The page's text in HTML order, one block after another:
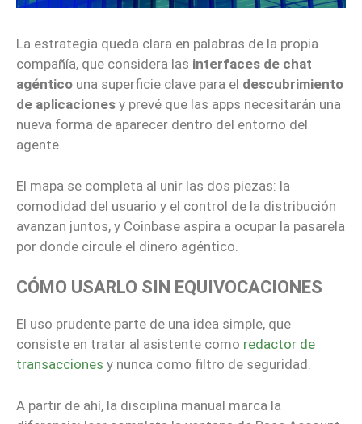
La estrategia queda clara en palabras de la propia
compañía, que considera las interfaces de chat
agéntico una superficie clave para el descubrimiento
de aplicaciones y prevé que las apps necesitarán una
nueva forma de aparecer dentro del entorno del
agente.
El mapa se completa al unir las dos piezas: la
comodidad del usuario y el control de la distribución
avanzan juntos, y Coinbase aspira a ocupar la pasarela
por donde circule el dinero agéntico.
CÓMO USARLO SIN EQUIVOCACIONES
El uso prudente parte de una idea simple, que
consiste en tratar al asistente como redactor de
transacciones y nunca como filtro de seguridad.
A partir de ahí, la disciplina manual marca la